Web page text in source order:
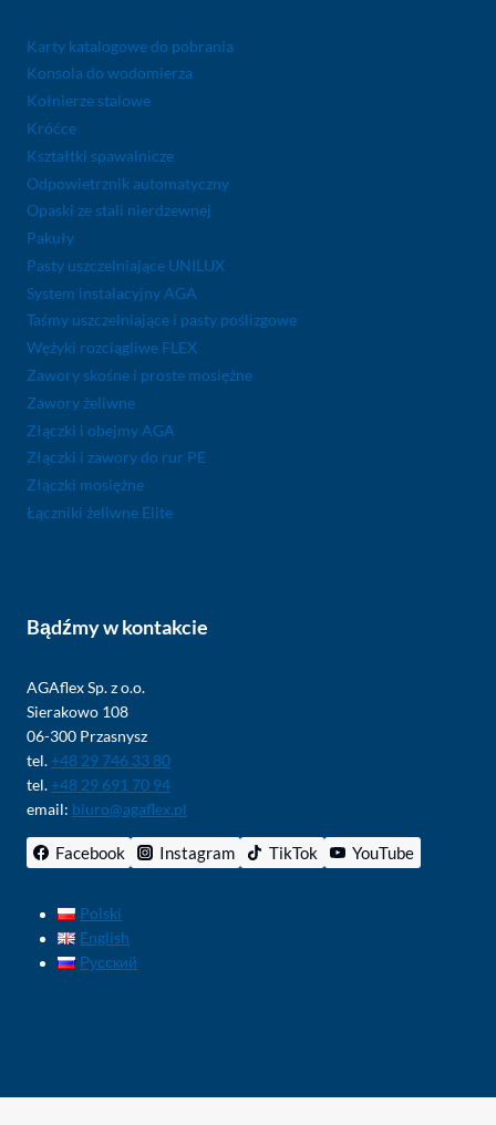
Karty katalogowe do pobrania
Konsola do wodomierza
Kołnierze stalowe
Króćce
Kształtki spawalnicze
Odpowietrznik automatyczny
Opaski ze stali nierdzewnej
Pakuły
Pasty uszczelniające UNILUX
System instalacyjny AGA
Taśmy uszczelniające i pasty poślizgowe
Wężyki rozciągliwe FLEX
Zawory skośne i proste mosiężne
Zawory żeliwne
Złączki i obejmy AGA
Złączki i zawory do rur PE
Złączki mosiężne
Łączniki żeliwne Elite
Bądźmy w kontakcie
AGAflex Sp. z o.o.
Sierakowo 108
06-300 Przasnysz
tel. +48 29 746 33 80
tel. +48 29 691 70 94
email: biuro@agaflex.pl
Facebook Instagram TikTok YouTube
Polski
English
Русский